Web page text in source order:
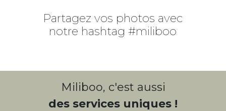
Partagez vos photos avec
notre hashtag #miliboo
Miliboo, c'est aussi
des services uniques !